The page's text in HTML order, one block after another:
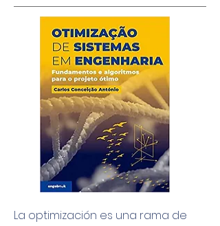
La optimización es una rama de